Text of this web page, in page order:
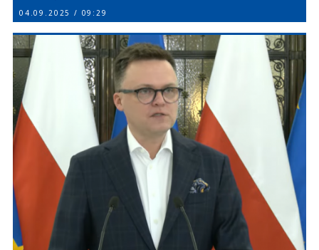
04.09.2025 / 09:29